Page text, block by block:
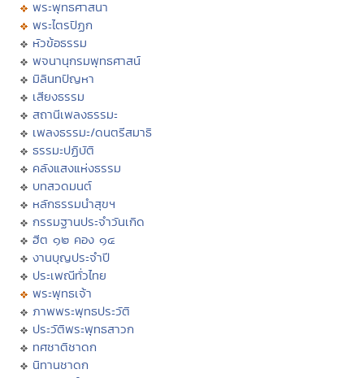
พระพุทธศาสนา
พระไตรปิฏก
หัวข้อธรรม
พจนานุกรมพุทธศาสน์
มิลินทปัญหา
เสียงธรรม
สถานีเพลงธรรมะ
เพลงธรรมะ/ดนตรีสมาธิ
ธรรมะปฏิบัติ
คลังแสงแห่งธรรม
บทสวดมนต์
หลักธรรมนำสุขฯ
กรรมฐานประจำวันเกิด
ฮีต ๑๒ คอง ๑๔
งานบุญประจำปี
ประเพณีทั่วไทย
พระพุทธเจ้า
ภาพพระพุทธประวัติ
ประวัติพระพุทธสาวก
ทศชาติชาดก
นิทานชาดก